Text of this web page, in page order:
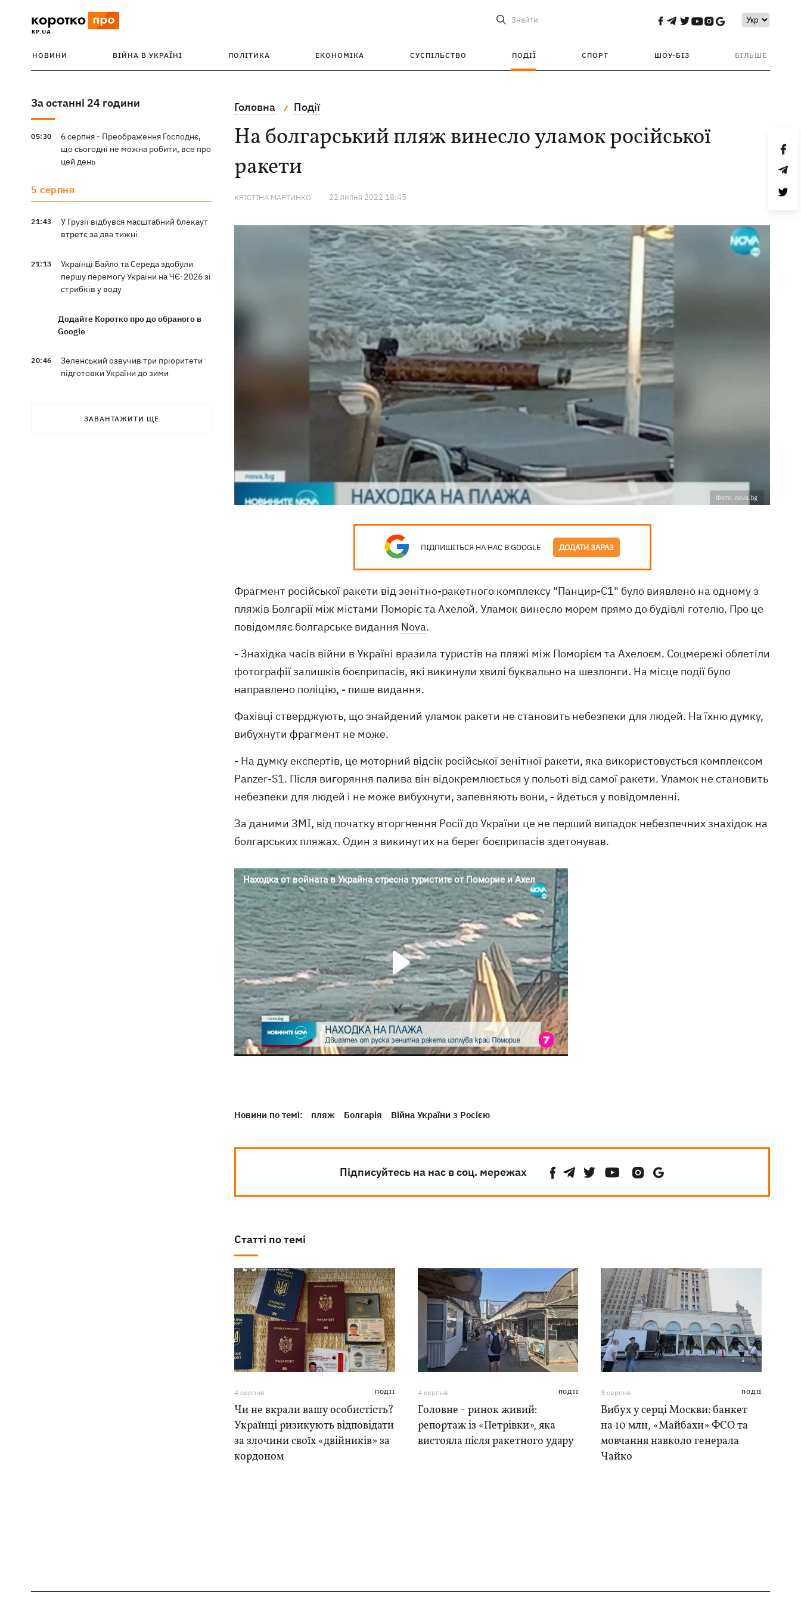
Знайти
НОВИНИ ВІЙНА В УКРАЇНІ ПОЛІТИКА ЕКОНОМІКА СУСПІЛЬСТВО ПОДІЇ СПОРТ ШОУ-БІЗ БІЛЬШЕ
За останні 24 години
05:30
6 серпня - Преображення Господнє,
що сьогодні не можна робити, все про
цей день
5 серпня
21:43
У Грузії відбувся масштабний блекаут
втретє за два тижні
21:13
Українці Байло та Середа здобули
першу перемогу України на ЧЄ-2026 зі
стрибків у воду
Додайте Коротко про до обраного в
Google
20:46
Зеленський озвучив три пріоритети
підготовки України до зими
використання електроенергії –
ЗАВАНТАЖИТИ ЩЕ
Головна Події
На болгарський пляж винесло уламок російської
ракети
КРІСТІНА МАРТИНКО 22 липня 2022 18:45
Фото: nova.bg
ПІДПИШІТЬСЯ НА НАС В GOOGLE ДОДАТИ ЗАРАЗ
Фрагмент російської ракети від зенітно-ракетного комплексу "Панцир-С1" було виявлено на одному з
пляжів Болгарії між містами Поморіє та Ахелой. Уламок винесло морем прямо до будівлі готелю. Про це
повідомляє болгарське видання Nova.
- Знахідка часів війни в Україні вразила туристів на пляжі між Поморієм та Ахелоєм. Соцмережі облетіли
фотографії залишків боєприпасів, які викинули хвилі буквально на шезлонги. На місце події було
направлено поліцію, - пише видання.
Фахівці стверджують, що знайдений уламок ракети не становить небезпеки для людей. На їхню думку,
вибухнути фрагмент не може.
- На думку експертів, це моторний відсік російської зенітної ракети, яка використовується комплексом
Panzer-S1. Після вигоряння палива він відокремлюється у польоті від самої ракети. Уламок не становить
небезпеки для людей і не може вибухнути, запевняють вони, - йдеться у повідомленні.
За даними ЗМІ, від початку вторгнення Росії до України це не перший випадок небезпечних знахідок на
болгарських пляжах. Один з викинутих на берег боєприпасів здетонував.
Новини по темі: пляж Болгарія Війна України з Росією
Підписуйтесь на нас в соц. мережах
Статті по темі
4 серпня ПОДІЇ
Чи не вкрали вашу особистість?
Українці ризикують відповідати
за злочини своїх «двійників» за
кордоном
4 серпня ПОДІЇ
Головне - ринок живий:
репортаж із «Петрівки», яка
вистояла після ракетного удару
3 серпня ПОДІЇ
Вибух у серці Москви: банкет
на 10 млн, «Майбахи» ФСО та
мовчання навколо генерала
Чайко